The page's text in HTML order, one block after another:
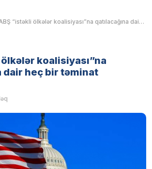
ABŞ “istəkli ölkələr koalisiyası”na qatılacağına dair heç bir təminat verməyib
koalisiyası”na
dair heç bir təminat